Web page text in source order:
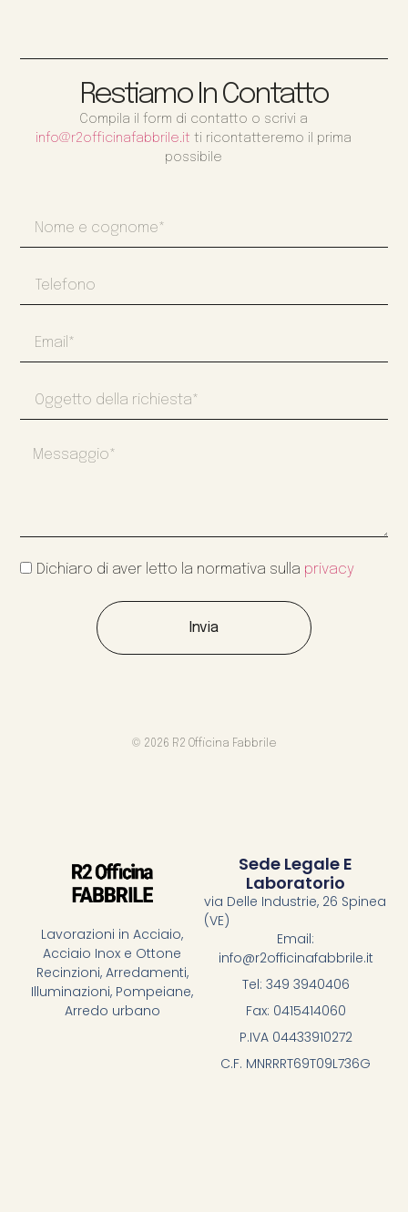
Restiamo In Contatto
Compila il form di contatto o scrivi a
info@r2officinafabbrile.it ti ricontatteremo il prima
possibile
Dichiaro di aver letto la normativa sulla privacy
Invia
© 2026 R2 Officina Fabbrile
Lavorazioni in Acciaio,
Acciaio Inox e Ottone
Recinzioni, Arredamenti,
Illuminazioni, Pompeiane,
Arredo urbano
Sede Legale E
Laboratorio
via Delle Industrie, 26 Spinea
(VE)
Email:
info@r2officinafabbrile.it
Tel: 349 3940406
Fax: 0415414060
P.IVA 04433910272
C.F. MNRRRT69T09L736G